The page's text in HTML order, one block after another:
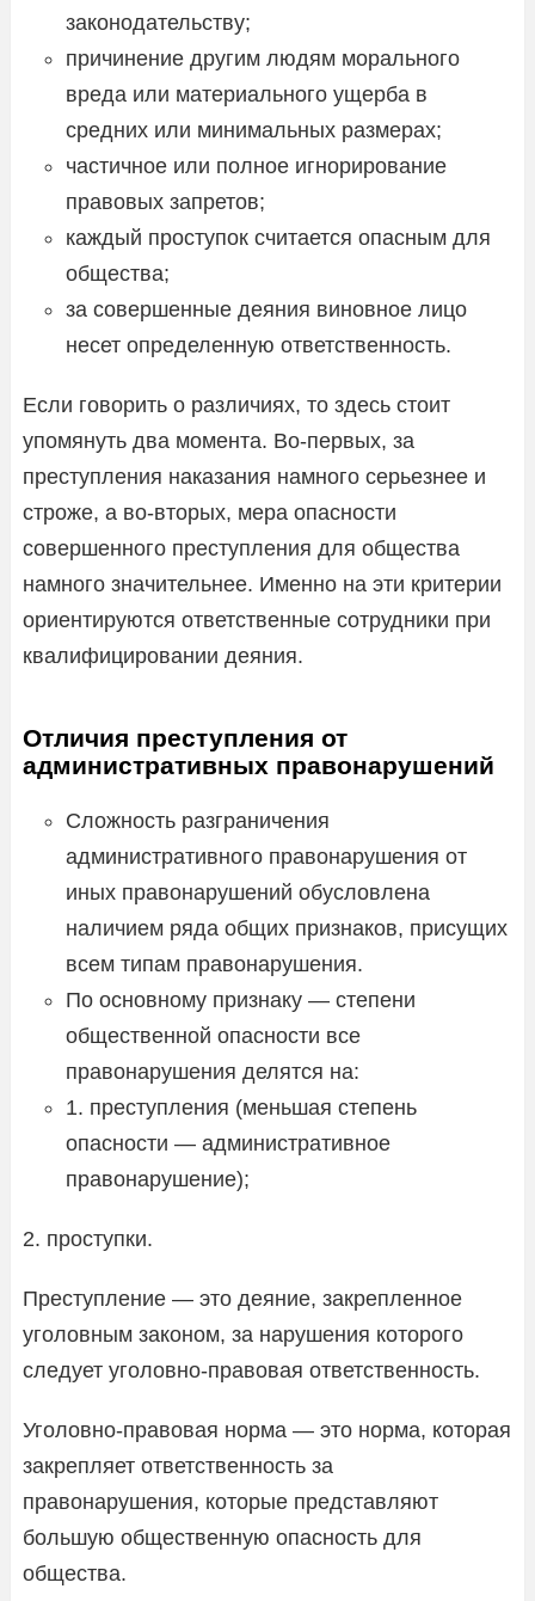
законодательству;
причинение другим людям морального
вреда или материального ущерба в
средних или минимальных размерах;
частичное или полное игнорирование
правовых запретов;
каждый проступок считается опасным для
общества;
за совершенные деяния виновное лицо
несет определенную ответственность.
Если говорить о различиях, то здесь стоит
упомянуть два момента. Во-первых, за
преступления наказания намного серьезнее и
строже, а во-вторых, мера опасности
совершенного преступления для общества
намного значительнее. Именно на эти критерии
ориентируются ответственные сотрудники при
квалифицировании деяния.
Отличия преступления от
административных правонарушений
Сложность разграничения
административного правонарушения от
иных правонарушений обусловлена
наличием ряда общих признаков, присущих
всем типам правонарушения.
По основному признаку — степени
общественной опасности все
правонарушения делятся на:
1. преступления (меньшая степень
опасности — административное
правонарушение);
2. проступки.
Преступление — это деяние, закрепленное
уголовным законом, за нарушения которого
следует уголовно-правовая ответственность.
Уголовно-правовая норма — это норма, которая
закрепляет ответственность за
правонарушения, которые представляют
большую общественную опасность для
общества.